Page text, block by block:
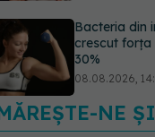
Bacteria din
crescut forța
30%
08.08.2026,
Trucul genial
NE